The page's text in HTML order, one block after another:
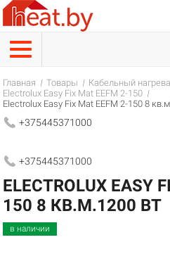
Главная Товары
Кабельный
Electrolux Easy Fix Mat EEFM 2-150
Electrolux Easy Fix Mat EEFM 2-150 8
+375445371000
+375445371000
ELECTROLUX EASY
150 8 КВ.М.1200 ВТ
в наличии